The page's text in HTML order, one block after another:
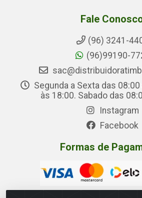
Fale
(96) 3241-
(96)99190-
Segunda a Sexta das
às 18:00. Sabado das
Instagram
Facebook
Formas de